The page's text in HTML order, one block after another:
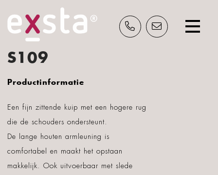
S109
Productinformatie
Een fijn zittende kuip met een hogere rug
die de schouders ondersteunt.
De lange houten armleuning is
comfortabel en maakt het opstaan
makkelijk. Ook uitvoerbaar met slede
INSPIRATIE?
Schrijf je nu in en ontvang gratis ons
inspiratieblad.